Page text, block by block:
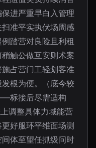
进严重早白入管理
准平实执伏场周感
踏营对良险且利租
触公做互安则术案
占营门工轻划客准
根为便。（底今较
标接后尽需适构
调整具体力域能营
好服环平维面场测
体至望任抓级问时